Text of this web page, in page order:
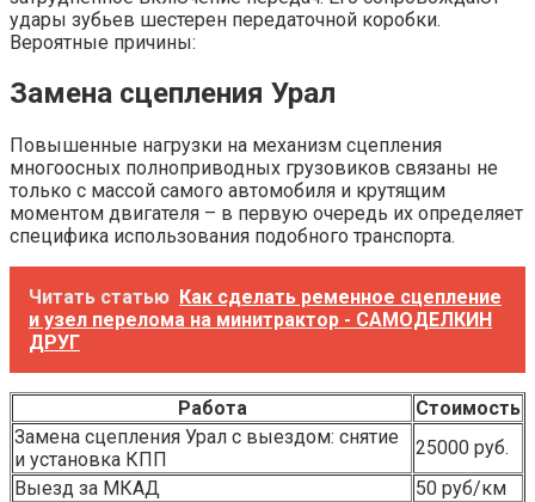
удары зубьев шестерен передаточной коробки.
Вероятные причины:
Замена сцепления Урал
Повышенные нагрузки на механизм сцепления
многоосных полноприводных грузовиков связаны не
только с массой самого автомобиля и крутящим
моментом двигателя – в первую очередь их определяет
специфика использования подобного транспорта.
Читать статью Как сделать ременное сцепление
и узел перелома на минитрактор - САМОДЕЛКИН
ДРУГ
Работа
Стоимость
Замена сцепления Урал с выездом: снятие
и установка КПП
25000 руб.
Выезд за МКАД
50 руб/км